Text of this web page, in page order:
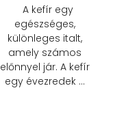
A kefír egy
egészséges,
különleges italt,
amely számos
előnnyel jár. A kefír
egy évezredek …